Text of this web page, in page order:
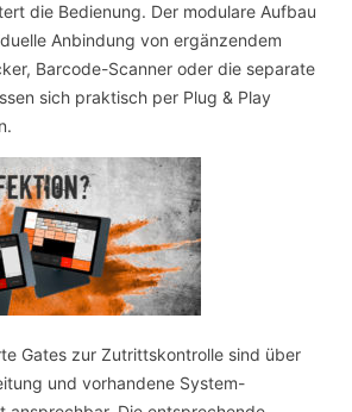
die Bedienung. Der modulare Aufbau
Anbindung von ergänzendem
Barcode-Scanner oder die separate
sich praktisch per Plug & Play
Gates zur Zutrittskontrolle sind über
und vorhandene System-